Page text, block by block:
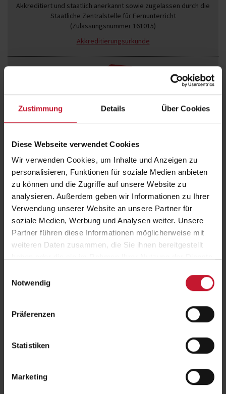
Zustimmung Details Über Cookies
Diese Webseite verwendet Cookies
Wir verwenden Cookies, um Inhalte und Anzeigen zu
personalisieren, Funktionen für soziale Medien anbieten
zu können und die Zugriffe auf unsere Website zu
analysieren. Außerdem geben wir Informationen zu Ihrer
Verwendung unserer Website an unsere Partner für
soziale Medien, Werbung und Analysen weiter. Unsere
Partner führen diese Informationen möglicherweise mit
weiteren Daten zusammen, die Sie ihnen bereitgestellt
Notwendig
Präferenzen
Statistiken
Marketing
Akkreditiert und staatlich anerkannt sowie zugelassen durch die
Staatliche Zentralstelle für Fernunterricht
(Zulassungsnummer 161015)
Akkreditierungsurkunde
Abschluss
Extras
>> Jetzt studieren - später bezahlen!
Zugangsvoraussetzungen
Zur Aufnahme eines Master-Studiums an der Deutschen
Hochschule für Prävention und Gesundheitsmanagement ist ein
>Zulassungsvoraussetzungen
Was zeichnet diesen Studiengang aus?
Ihre Zukunftsperspektive
Für wen ist dieser Studiengang besonders